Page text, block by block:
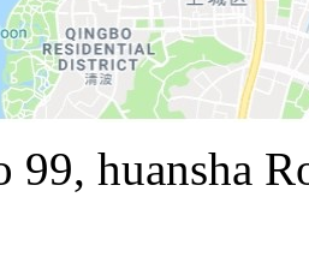
99, huansha